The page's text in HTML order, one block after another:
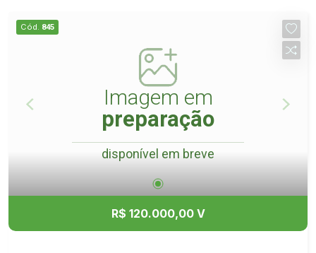
Cód. 845
Imagem em
preparação
disponível em breve
R$ 120.000,00 V